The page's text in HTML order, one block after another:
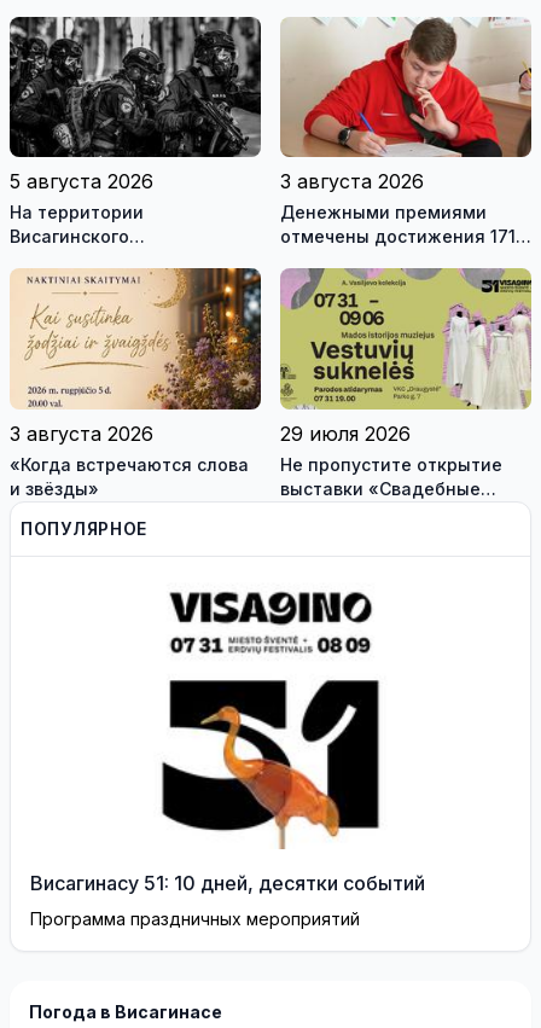
истории моды (видео)
5 августа 2026
На территории
Висагинского
международные
антитеррористические
учения «Baltic Shadow»
3 августа 2026
Денежными премиями
отмечены достижения 171
трех педагогов
3 августа 2026
«Когда встречаются слова
и звёзды»
29 июля 2026
Не пропустите открытие
выставки «Свадебные
платья» и лекцию историка
Васильева!
ПОПУЛЯРНОЕ
Висагинасу 51: 10 дней, десятки событий
Программа праздничных мероприятий
Погода в Висагинасе